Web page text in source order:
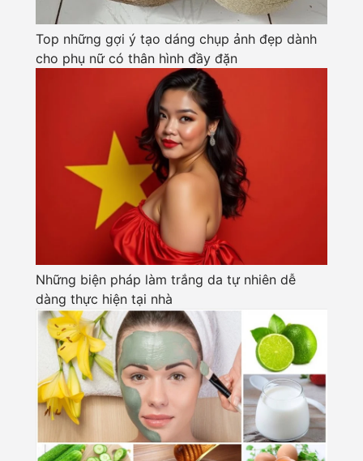
Top những gợi ý tạo dáng chụp ảnh đẹp dành
cho phụ nữ có thân hình đầy đặn
Những biện pháp làm trắng da tự nhiên dễ
dàng thực hiện tại nhà